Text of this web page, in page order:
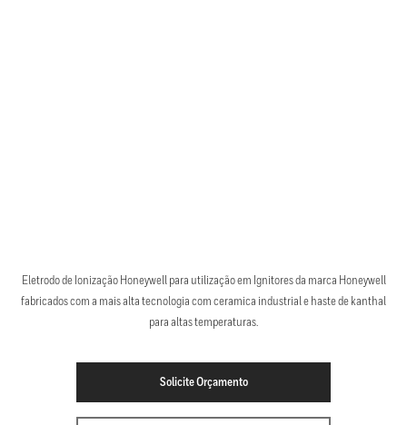
Eletrodo de Ionização Honeywell para utilização em Ignitores da marca Honeywell
fabricados com a mais alta tecnologia com ceramica industrial e haste de kanthal
para altas temperaturas.
Solicite Orçamento